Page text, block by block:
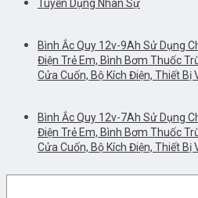
Tuyển Dụng Nhân Sự
Bình Ắc Quy 12v-9Ah Sử Dụng
Điện Trẻ Em, Bình Bơm Thuốc
Cửa Cuốn, Bộ Kích Điện, Thiết Bị
Bình Ắc Quy 12v-7Ah Sử Dụng
Điện Trẻ Em, Bình Bơm Thuốc
Cửa Cuốn, Bộ Kích Điện, Thiết Bị